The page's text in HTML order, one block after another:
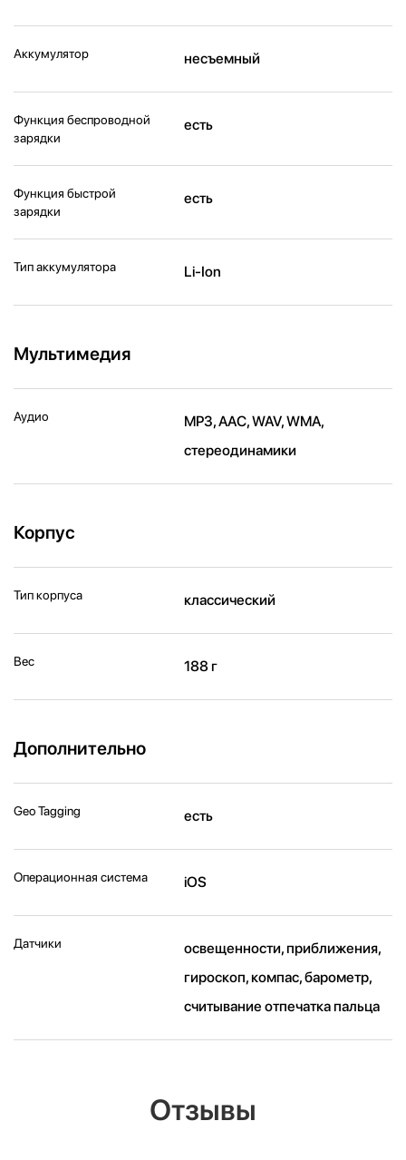
Аккумулятор несъемный
Функция беспроводной
зарядки
есть
Функция быстрой
зарядки
есть
Тип аккумулятора Li-Ion
Мультимедия
Аудио
MP3, AAC, WAV, WMA,
стереодинамики
Корпус
Тип корпуса классический
Вес 188 г
Дополнительно
Geo Tagging есть
Операционная система iOS
Датчики
освещенности, приближения,
гироскоп, компас, барометр,
считывание отпечатка пальца
Отзывы